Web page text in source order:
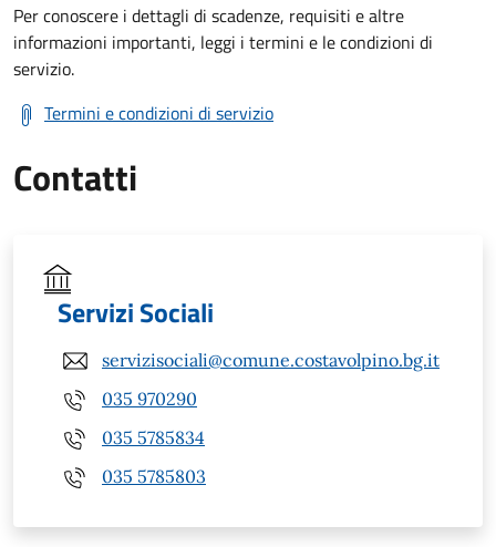
Per conoscere i dettagli di scadenze, requisiti e altre
informazioni importanti, leggi i termini e le condizioni di
servizio.
Termini e condizioni di servizio
Contatti
Servizi Sociali
servizisociali@comune.costavolpino.bg.it
035 970290
035 5785834
035 5785803